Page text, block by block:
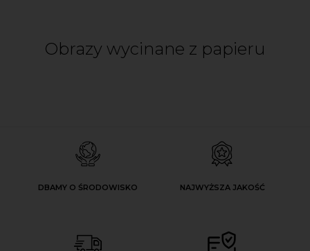
Obrazy wycinane z papieru
DBAMY O ŚRODOWISKO NAJWYŻSZA JAKOŚĆ